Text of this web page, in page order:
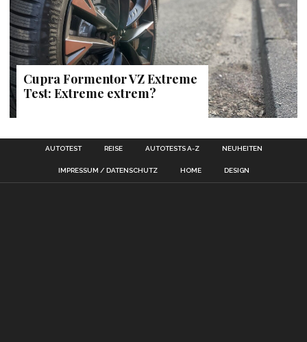
Cupra Formentor VZ Extreme
Test: Extreme extrem?
AUTOTEST REISE AUTOTESTS A-Z NEUHEITEN
IMPRESSUM / DATENSCHUTZ HOME DESIGN